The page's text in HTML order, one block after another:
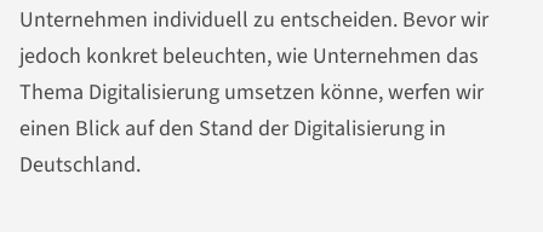
Unternehmen individuell zu entscheiden. Bevor wir
jedoch konkret beleuchten, wie Unternehmen das
Thema Digitalisierung umsetzen könne, werfen wir
einen Blick auf den Stand der Digitalisierung in
Deutschland.